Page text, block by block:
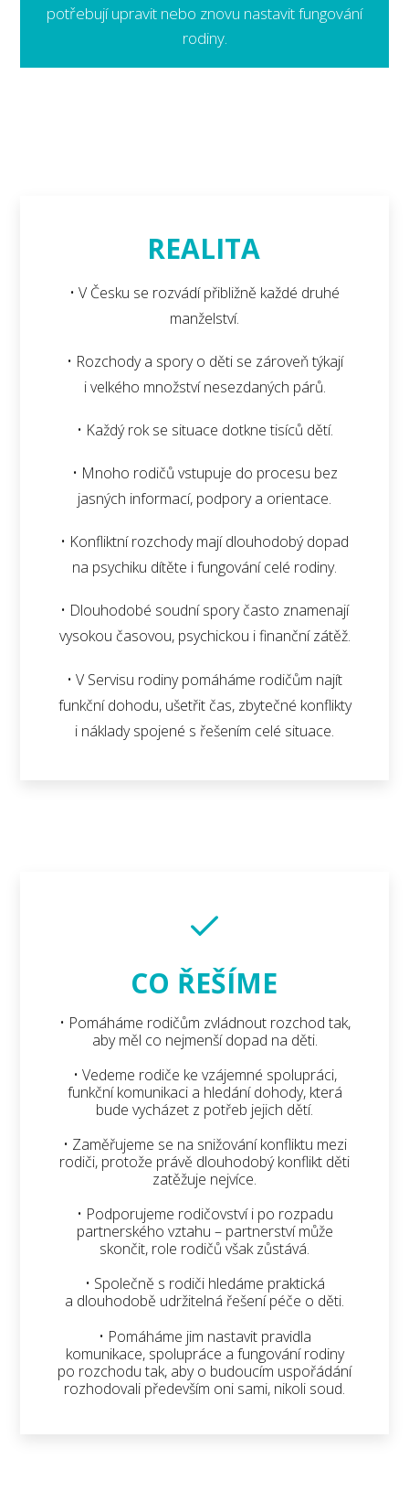
potřebují upravit nebo znovu nastavit fungování
rodiny.
REALITA
• V Česku se rozvádí přibližně každé druhé
manželství.
• Rozchody a spory o děti se zároveň týkají
i velkého množství nesezdaných párů.
• Každý rok se situace dotkne tisíců dětí.
• Mnoho rodičů vstupuje do procesu bez
jasných informací, podpory a orientace.
• Konfliktní rozchody mají dlouhodobý dopad
na psychiku dítěte i fungování celé rodiny.
• Dlouhodobé soudní spory často znamenají
vysokou časovou, psychickou i finanční zátěž.
• V Servisu rodiny pomáháme rodičům najít
funkční dohodu, ušetřit čas, zbytečné konflikty
i náklady spojené s řešením celé situace.
CO ŘEŠÍME
• Pomáháme rodičům zvládnout rozchod tak,
aby měl co nejmenší dopad na děti.
• Vedeme rodiče ke vzájemné spolupráci,
funkční komunikaci a hledání dohody, která
bude vycházet z potřeb jejich dětí.
• Zaměřujeme se na snižování konfliktu mezi
rodiči, protože právě dlouhodobý konflikt děti
zatěžuje nejvíce.
• Podporujeme rodičovství i po rozpadu
partnerského vztahu – partnerství může
skončit, role rodičů však zůstává.
• Společně s rodiči hledáme praktická
a dlouhodobě udržitelná řešení péče o děti.
• Pomáháme jim nastavit pravidla
komunikace, spolupráce a fungování rodiny
po rozchodu tak, aby o budoucím uspořádání
rozhodovali především oni sami, nikoli soud.